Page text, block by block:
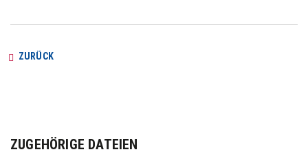
ZURÜCK
ZUGEHÖRIGE DATEIEN